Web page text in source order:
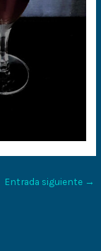
Entrada siguiente →